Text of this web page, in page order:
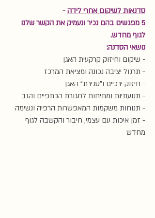
סדנאות לשיקום אחרי לידה -
5 מפגשים בהם נכיר ונעמיק את הקשר שלנו
לגוף מחדש.
נושאי הסדנה:
- שיקום וחיזוק קרקעית האגן
- תרגול יציבה נכונה ומציאת המרכז
- חיזוק ירכיים ו"סגירת" האגן
- תנועתיות ומתיחות לחגורת הכתפיים והגב
- תנוחות משקמות המאפשרות הרפיה ונשימה
- זמן איכות עם עצמי, חיבור והקשבה לגוף
מחדש